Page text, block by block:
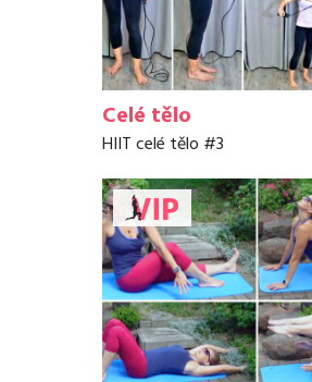
Celé tělo
HIIT celé tělo #3